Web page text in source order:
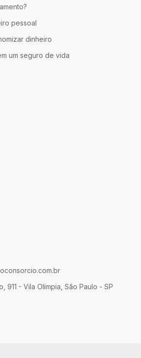
pessoal
dinheiro
um seguro de vida
911 - Vila Olímpia, São Paulo - SP